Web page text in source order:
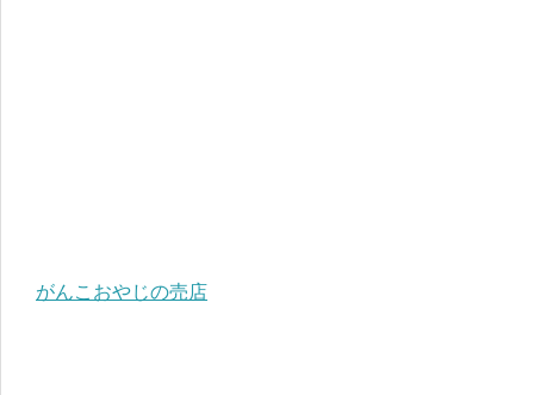
がんこおやじの売店